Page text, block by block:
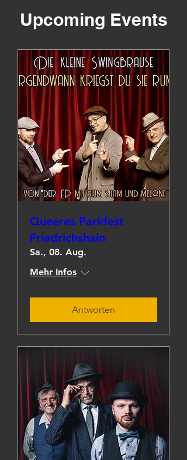
Upcoming Events
Queeres Parkfest
Friedrichshain
Sa., 08. Aug.
Mehr Infos
Antworten